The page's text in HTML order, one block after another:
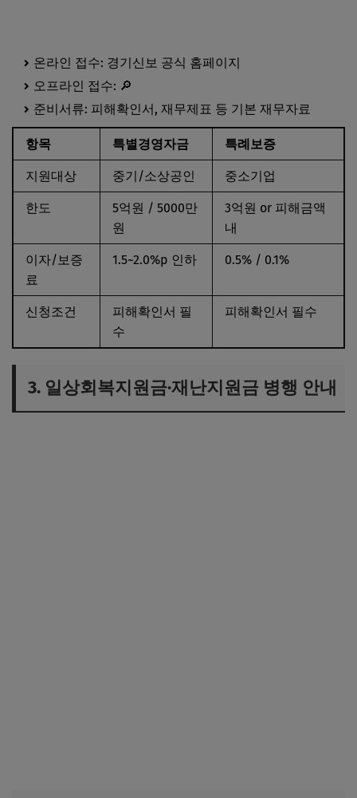
온라인 접수: 경기신보 공식 홈페이지
오프라인 접수: 🔎
준비서류: 피해확인서, 재무제표 등 기본 재무자료
항목 특별경영자금 특례보증
지원대상 중기/소상공인 중소기업
한도
5억원 / 5000만
원
3억원 or 피해금액
내
이자/보증
료
1.5~2.0%p 인하 0.5% / 0.1%
신청조건
피해확인서 필
수
피해확인서 필수
3. 일상회복지원금·재난지원금 병행 안내